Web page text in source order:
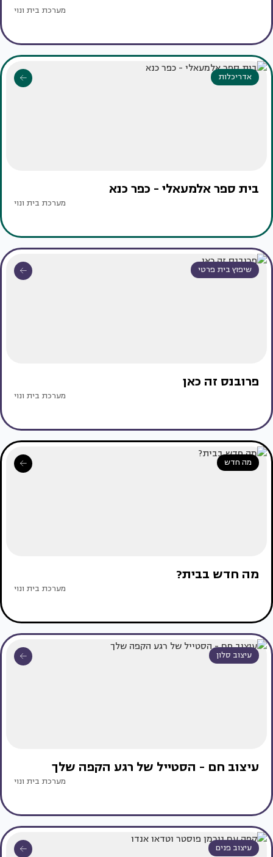
מערכת בית ונוי
אדריכלות
בית ספר אלמעאלי - כפר כנא
מערכת בית ונוי
שיפוץ בית פרטי
פרובנס זה כאן
מערכת בית ונוי
מה חדש
מה חדש בבית?
מערכת בית ונוי
עיצוב סלון
עיצוב חם - הסטייל של רגע הקפה שלך
מערכת בית ונוי
עיצוב פנים